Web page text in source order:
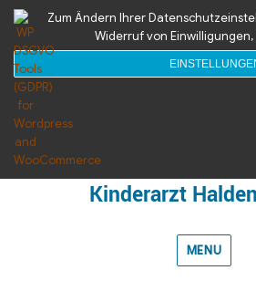
039042292
Gerike Str. 2, 39340
info@kinderarzt-
Kinderarzt
MENU
Zum Ändern Ihrer
Widerruf von Einwilligungen,